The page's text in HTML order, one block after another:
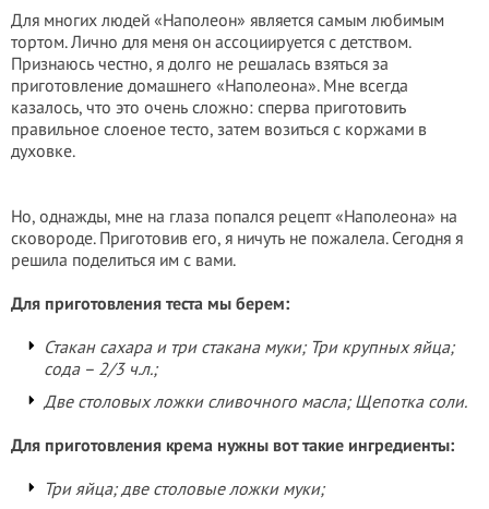
Для многих людей «Наполеон» является самым любимым
тортом. Лично для меня он ассоциируется с детством.
Признаюсь честно, я долго не решалась взяться за
приготовление домашнего «Наполеона». Мне всегда
казалось, что это очень сложно: сперва приготовить
правильное слоеное тесто, затем возиться с коржами в
духовке.
Но, однажды, мне на глаза попался рецепт «Наполеона» на
сковороде. Приготовив его, я ничуть не пожалела. Сегодня я
решила поделиться им с вами.
Для приготовления теста мы берем:
Стакан сахара и три стакана муки; Три крупных яйца;
сода – 2/3 ч.л.;
Две столовых ложки сливочного масла; Щепотка соли.
Для приготовления крема нужны вот такие ингредиенты:
Три яйца; две столовые ложки муки;